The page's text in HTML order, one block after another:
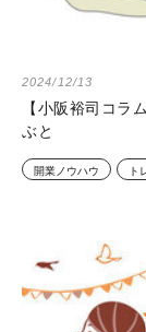
2024/12/13
【小阪裕司コラ
ぶと
開業ノウハウ ト